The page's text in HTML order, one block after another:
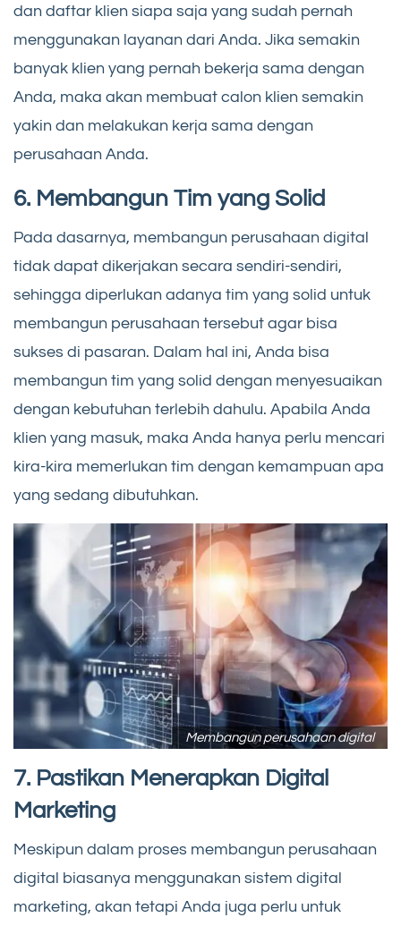
dan daftar klien siapa saja yang sudah pernah
menggunakan layanan dari Anda. Jika semakin
banyak klien yang pernah bekerja sama dengan
Anda, maka akan membuat calon klien semakin
yakin dan melakukan kerja sama dengan
perusahaan Anda.
6. Membangun Tim yang Solid
Pada dasarnya, membangun perusahaan digital
tidak dapat dikerjakan secara sendiri-sendiri,
sehingga diperlukan adanya tim yang solid untuk
membangun perusahaan tersebut agar bisa
sukses di pasaran. Dalam hal ini, Anda bisa
membangun tim yang solid dengan menyesuaikan
dengan kebutuhan terlebih dahulu. Apabila Anda
klien yang masuk, maka Anda hanya perlu mencari
kira-kira memerlukan tim dengan kemampuan apa
yang sedang dibutuhkan.
Membangun perusahaan digital
7. Pastikan Menerapkan Digital
Marketing
Meskipun dalam proses membangun perusahaan
digital biasanya menggunakan sistem digital
marketing, akan tetapi Anda juga perlu untuk